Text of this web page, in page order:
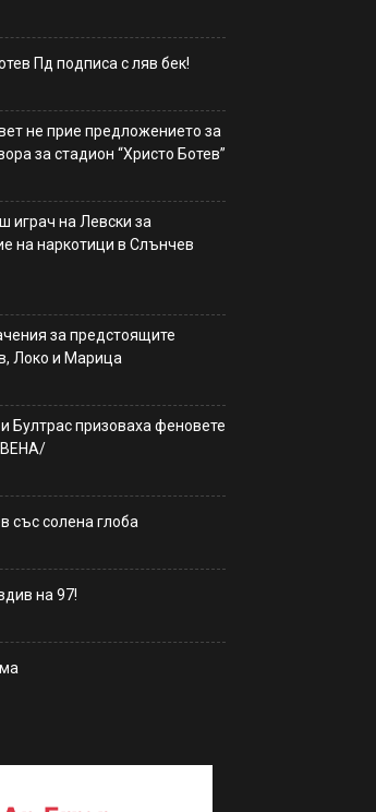
Пд подписа с ляв бек!
не прие предложението за
за стадион “Христо Ботев”
играч на Левски за
на наркотици в Слънчев
за предстоящите
Локо и Марица
Бултрас призоваха феновете
със солена глоба
на 97!